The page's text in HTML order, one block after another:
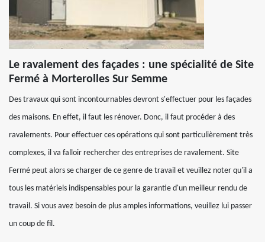
Le ravalement des façades : une spécialité de Site
Fermé à Morterolles Sur Semme
Des travaux qui sont incontournables devront s'effectuer pour les façades
des maisons. En effet, il faut les rénover. Donc, il faut procéder à des
ravalements. Pour effectuer ces opérations qui sont particulièrement très
complexes, il va falloir rechercher des entreprises de ravalement. Site
Fermé peut alors se charger de ce genre de travail et veuillez noter qu'il a
tous les matériels indispensables pour la garantie d'un meilleur rendu de
travail. Si vous avez besoin de plus amples informations, veuillez lui passer
un coup de fil.